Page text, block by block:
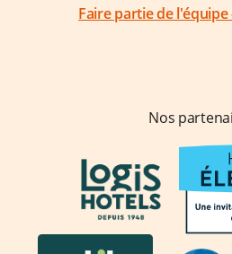
Faire partie de
Nos